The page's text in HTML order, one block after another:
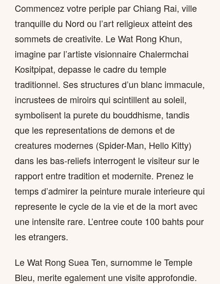
Commencez votre periple par Chiang Rai, ville
tranquille du Nord ou l’art religieux atteint des
sommets de creativite. Le Wat Rong Khun,
imagine par l’artiste visionnaire Chalermchai
Kositpipat, depasse le cadre du temple
traditionnel. Ses structures d’un blanc immacule,
incrustees de miroirs qui scintillent au soleil,
symbolisent la purete du bouddhisme, tandis
que les representations de demons et de
creatures modernes (Spider-Man, Hello Kitty)
dans les bas-reliefs interrogent le visiteur sur le
rapport entre tradition et modernite. Prenez le
temps d’admirer la peinture murale interieure qui
represente le cycle de la vie et de la mort avec
une intensite rare. L’entree coute 100 bahts pour
les etrangers.
Le Wat Rong Suea Ten, surnomme le Temple
Bleu, merite egalement une visite approfondie.